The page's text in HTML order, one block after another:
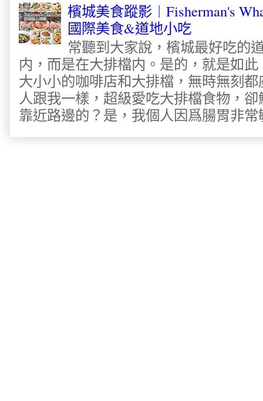
檳城美食蹤影︱Fisherman's
國際美食&道地小吃
常聽到大家說，檳城最好吃的
内，而是在大排檔内。是的，就是如
大小小的咖啡店和大排檔，無時無刻
人跟我一樣，超級愛吃大排檔食物，
靠近路邊的？是，我個人因爲腸胃非